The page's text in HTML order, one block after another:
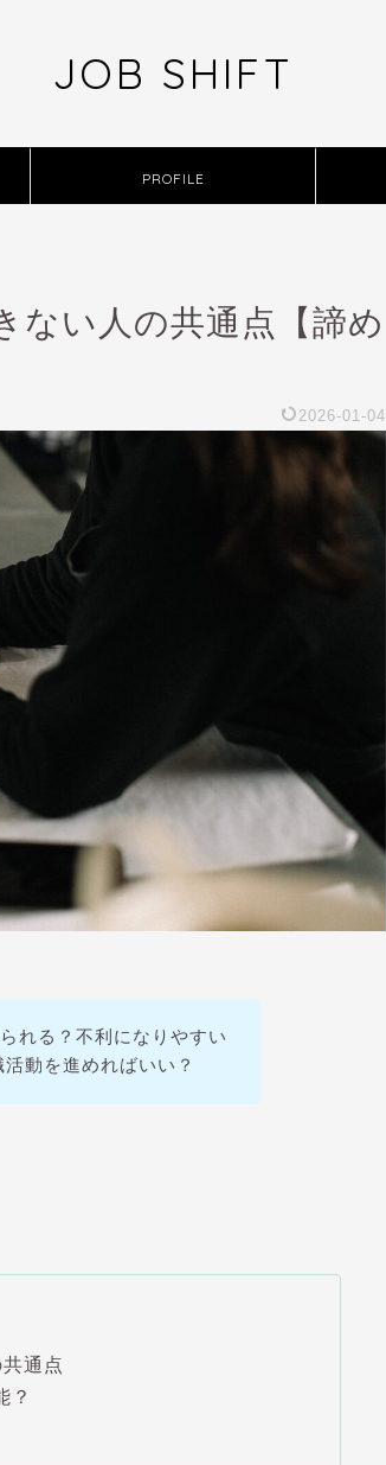
JOB SHIFT
PROFILE
ない人の共通点【諦め
2026-01-04
れる？不利になりやすい
動を進めればいい？
通点
？